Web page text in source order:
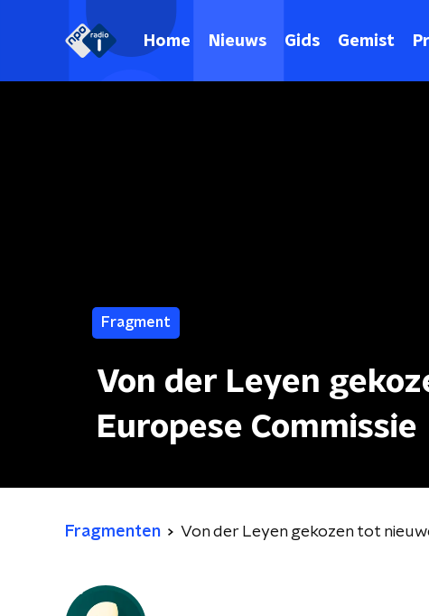
Home Nieuws Gids Gemist
Fragment
Von der Leyen
Europese Commissie
Fragmenten Von der Leyen gekozen tot